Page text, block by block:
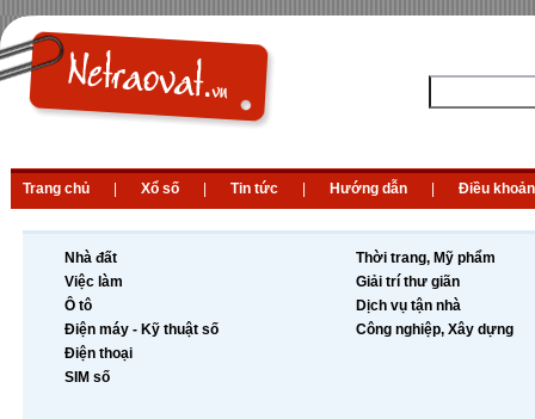
Trang chủ Xổ số Tin tức Hướng dẫn Điều khoản
Nhà đất
Việc làm
Ô tô
Điện máy - Kỹ thuật số
Điện thoại
SIM số
Thời trang, Mỹ phẩm
Giải trí thư giãn
Dịch vụ tận nhà
Công nghiệp, Xây dựng